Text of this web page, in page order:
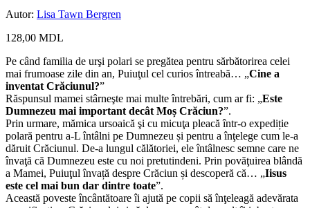
Autor: Lisa Tawn Bergren
128,00 MDL
Pe când familia de urşi polari se pregătea pentru sărbătorirea celei
mai frumoase zile din an, Puiuţul cel curios întreabă… „Cine a
inventat Crăciunul?”
Răspunsul mamei stârneşte mai multe întrebări, cum ar fi: „Este
Dumnezeu mai important decât Moș Crăciun?”.
Prin urmare, mămica ursoaică şi cu micuţa pleacă într-o expediție
polară pentru a-L întâlni pe Dumnezeu și pentru a înţelege cum le-a
dăruit Crăciunul. De-a lungul călătoriei, ele întâlnesc semne care ne
învaţă că Dumnezeu este cu noi pretutindeni. Prin povăţuirea blândă
a Mamei, Puiuţul învață despre Crăciun și descoperă că… „Iisus
este cel mai bun dar dintre toate”.
Această poveste încântătoare îi ajută pe copii să înţeleagă adevărata